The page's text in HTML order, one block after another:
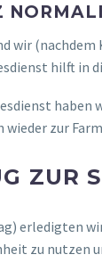
wir
hilft in
haben
wieder zur
ZUR
erledigten
zu nutzen